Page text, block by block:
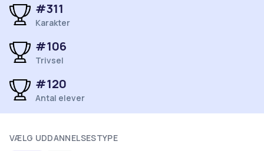
#311
Karakter
#106
Trivsel
#120
Antal elever
VÆLG UDDANNELSESTYPE